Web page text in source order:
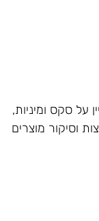
על סקס ומיניות,
וסיקור מוצרים